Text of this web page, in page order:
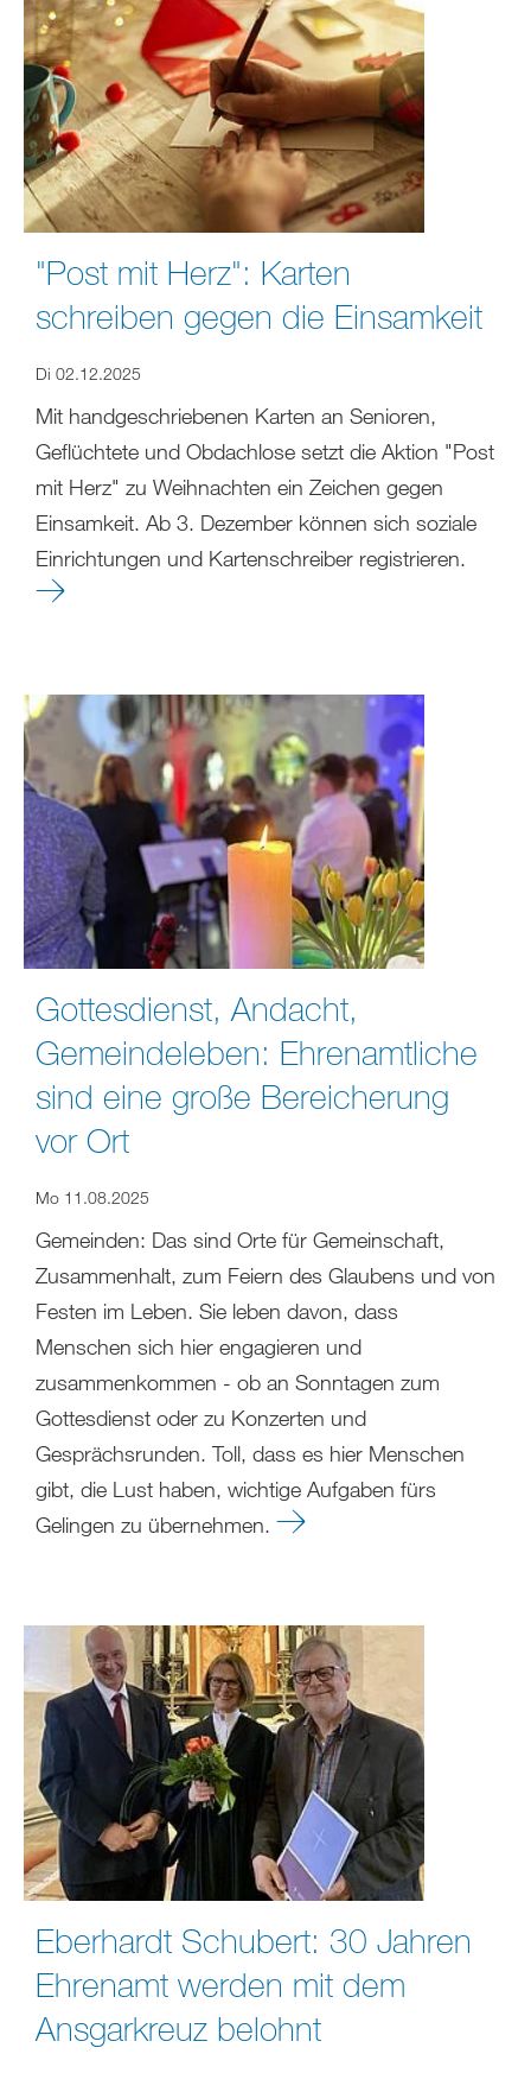
"Post mit Herz": Karten
schreiben gegen die Einsamkeit
Di 02.12.2025
Mit handgeschriebenen Karten an Senioren,
Geflüchtete und Obdachlose setzt die Aktion "Post
mit Herz" zu Weihnachten ein Zeichen gegen
Einsamkeit. Ab 3. Dezember können sich soziale
Einrichtungen und Kartenschreiber registrieren.
Gottesdienst, Andacht,
Gemeindeleben: Ehrenamtliche
sind eine große Bereicherung
vor Ort
Mo 11.08.2025
Gemeinden: Das sind Orte für Gemeinschaft,
Zusammenhalt, zum Feiern des Glaubens und von
Festen im Leben. Sie leben davon, dass
Menschen sich hier engagieren und
zusammenkommen - ob an Sonntagen zum
Gottesdienst oder zu Konzerten und
Gesprächsrunden. Toll, dass es hier Menschen
gibt, die Lust haben, wichtige Aufgaben fürs
Gelingen zu übernehmen.
Eberhardt Schubert: 30 Jahren
Ehrenamt werden mit dem
Ansgarkreuz belohnt